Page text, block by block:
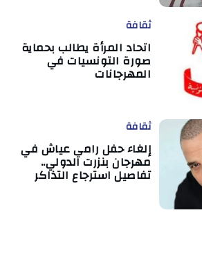
ثقافة
اتحاد المرأة يطالب بحماية
صورة التونسيات في
المهرجانات
ثقافة
إلغاء حفل رامي عياش في
مهرجان بنزرت الدولي..
تفاصيل استرجاع التذاكر